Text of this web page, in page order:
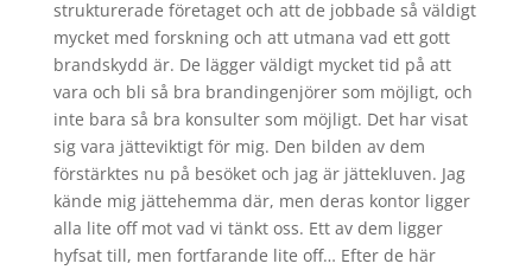
strukturerade företaget och att de jobbade så väldigt
mycket med forskning och att utmana vad ett gott
brandskydd är. De lägger väldigt mycket tid på att
vara och bli så bra brandingenjörer som möjligt, och
inte bara så bra konsulter som möjligt. Det har visat
sig vara jätteviktigt för mig. Den bilden av dem
förstärktes nu på besöket och jag är jättekluven. Jag
kände mig jättehemma där, men deras kontor ligger
alla lite off mot vad vi tänkt oss. Ett av dem ligger
hyfsat till, men fortfarande lite off… Efter de här